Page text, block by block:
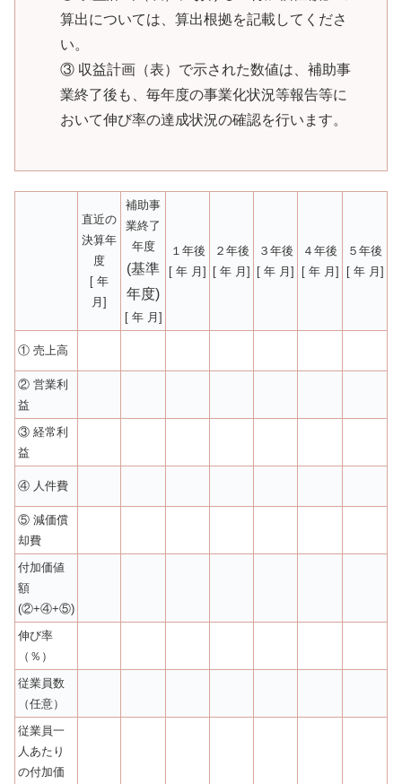
算出については、算出根拠を記載してくださ
い。
③ 収益計画（表）で示された数値は、補助事
業終了後も、毎年度の事業化状況等報告等に
おいて伸び率の達成状況の確認を行います。
直近の
決算年
度
[ 年
月]
補助事
業終了
年度
(基準
年度)
[ 年 月]
１年後
[ 年 月]
２年後
[ 年 月]
３年後
[ 年 月]
４年後
[ 年 月]
５年後
[ 年 月]
① 売上高
② 営業利
益
③ 経常利
益
④ 人件費
⑤ 減価償
却費
付加価値
額
(②+④+⑤)
伸び率
（％）
従業員数
（任意）
従業員一
人あたり
の付加価